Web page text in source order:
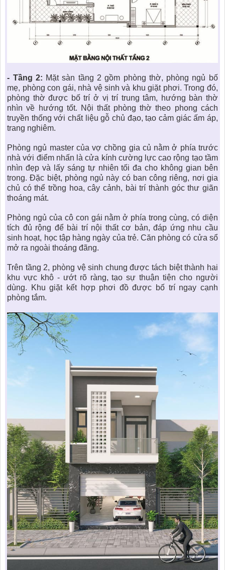
- Tầng 2: Mặt sàn tầng 2 gồm phòng thờ, phòng ngủ bố
mẹ, phòng con gái, nhà vệ sinh và khu giặt phơi. Trong đó,
phòng thờ được bố trí ở vị trí trung tâm, hướng bàn thờ
nhìn về hướng tốt. Nội thất phòng thờ theo phong cách
truyền thống với chất liệu gỗ chủ đạo, tạo cảm giác ấm áp,
trang nghiêm.
Phòng ngủ master của vợ chồng gia củ nằm ở phía trước
nhà với điểm nhấn là cửa kính cường lực cao rộng tạo tầm
nhìn đẹp và lấy sáng tự nhiên tối đa cho không gian bên
trong. Đặc biệt, phòng ngủ này có ban công riêng, nơi gia
chủ có thể trồng hoa, cây cảnh, bài trí thành góc thư giãn
thoáng mát.
Phòng ngủ của cô con gái nằm ở phía trong cùng, có diện
tích đủ rộng để bài trí nội thất cơ bản, đáp ứng nhu cầu
sinh hoạt, học tập hàng ngày của trẻ. Căn phòng có cửa sổ
mở ra ngoài thoáng đãng.
Trên tầng 2, phòng vệ sinh chung được tách biệt thành hai
khu vực khô - ướt rõ ràng, tạo sự thuận tiện cho người
dùng. Khu giặt kết hợp phơi đồ được bố trí ngay cạnh
phòng tắm.